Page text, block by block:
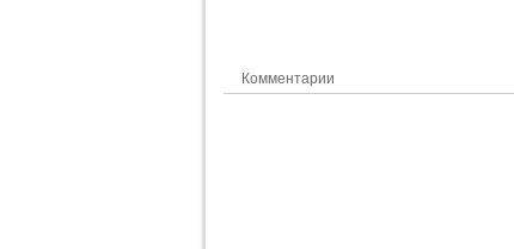
Комментарии